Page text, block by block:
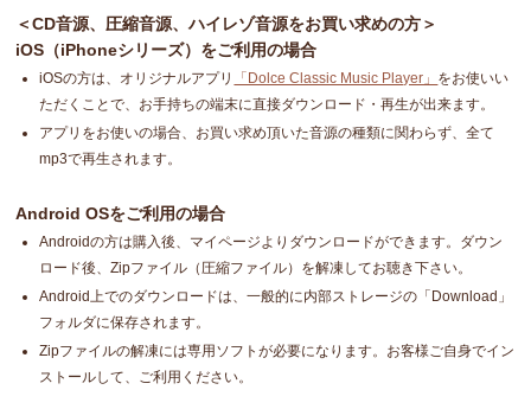
＜CD音源、圧縮音源、ハイレゾ音源をお買い求めの方＞
iOS（iPhoneシリーズ）をご利用の場合
iOSの方は、オリジナルアプリ 「Dolce Classic Music Player」 をお使いい
ただくことで、お手持ちの端末に直接ダウンロード・再生が出来ます。
アプリをお使いの場合、お買い求め頂いた音源の種類に関わらず、全て
mp3で再生されます。
Android OSをご利用の場合
Androidの方は購入後、マイページよりダウンロードができます。ダウン
ロード後、Zipファイル（圧縮ファイル）を解凍してお聴き下さい。
Android上でのダウンロードは、一般的に内部ストレージの「Download」
フォルダに保存されます。
Zipファイルの解凍には専用ソフトが必要になります。お客様ご自身でイン
ストールして、ご利用ください。